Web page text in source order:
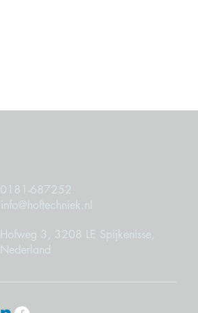
0181-687252
info@hoftechniek.nl
Hofweg 3, 3208 LE Spijkenisse,
Nederland